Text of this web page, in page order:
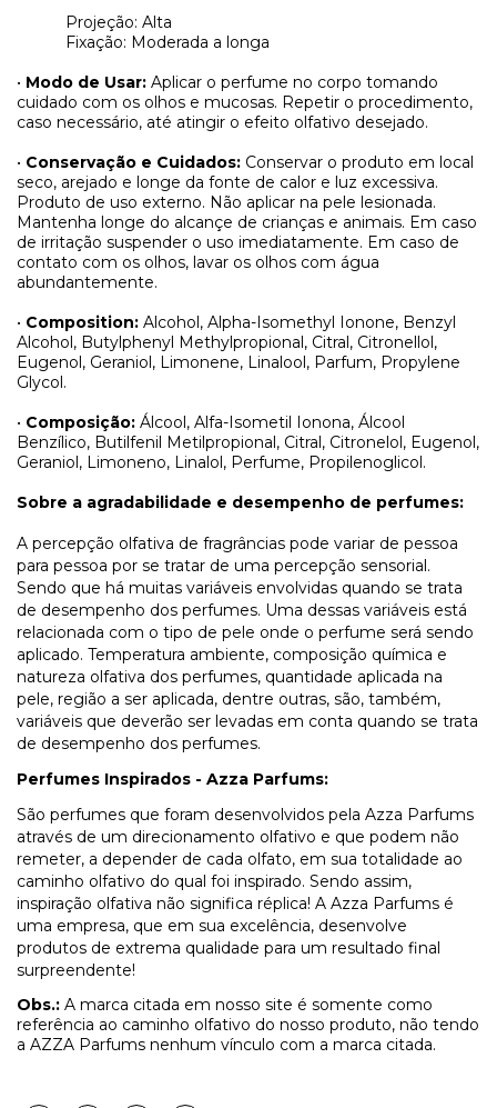
Projeção: Alta
Fixação: Moderada a longa
• Modo de Usar: Aplicar o perfume no corpo tomando
cuidado com os olhos e mucosas. Repetir o procedimento,
caso necessário, até atingir o efeito olfativo desejado.
• Conservação e Cuidados: Conservar o produto em local
seco, arejado e longe da fonte de calor e luz excessiva.
Produto de uso externo. Não aplicar na pele lesionada.
Mantenha longe do alcançe de crianças e animais. Em caso
de irritação suspender o uso imediatamente. Em caso de
contato com os olhos, lavar os olhos com água
abundantemente.
• Composition: Alcohol, Alpha-Isomethyl Ionone, Benzyl
Alcohol, Butylphenyl Methylpropional, Citral, Citronellol,
Eugenol, Geraniol, Limonene, Linalool, Parfum, Propylene
Glycol.
• Composição: Álcool, Alfa-Isometil Ionona, Álcool
Benzílico, Butilfenil Metilpropional, Citral, Citronelol, Eugenol,
Geraniol, Limoneno, Linalol, Perfume, Propilenoglicol.
Sobre a agradabilidade e desempenho de perfumes:
A percepção olfativa de fragrâncias pode variar de pessoa
para pessoa por se tratar de uma percepção sensorial.
Sendo que há muitas variáveis envolvidas quando se trata
de desempenho dos perfumes. Uma dessas variáveis está
relacionada com o tipo de pele onde o perfume será sendo
aplicado. Temperatura ambiente, composição química e
natureza olfativa dos perfumes, quantidade aplicada na
pele, região a ser aplicada, dentre outras, são, também,
variáveis que deverão ser levadas em conta quando se trata
de desempenho dos perfumes.
Perfumes Inspirados - Azza Parfums:
São perfumes que foram desenvolvidos pela Azza Parfums
através de um direcionamento olfativo e que podem não
remeter, a depender de cada olfato, em sua totalidade ao
caminho olfativo do qual foi inspirado. Sendo assim,
inspiração olfativa não significa réplica! A Azza Parfums é
uma empresa, que em sua excelência, desenvolve
produtos de extrema qualidade para um resultado final
surpreendente!
Obs.: A marca citada em nosso site é somente como
referência ao caminho olfativo do nosso produto, não tendo
a AZZA Parfums nenhum vínculo com a marca citada.